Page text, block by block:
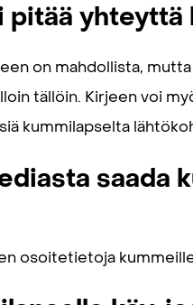
pitää yhteyttä
on mahdollista,
tällöin. Kirjeen voi
kummilapselta
saada
osoitetietoja